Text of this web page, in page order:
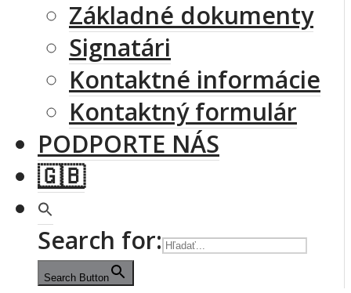
Základné dokumenty
Signatári
Kontaktné informácie
Kontaktný formulár
PODPORTE NÁS
🇬🇧
Search for:
Search Button